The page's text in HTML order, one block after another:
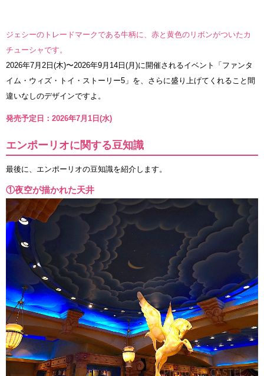
ジェシーのトレードマークである牛柄に、赤と黄色のリボンがついたカ
チューシャです。
2026年7月2日(木)〜2026年9月14日(月)に開催されるイベント「ファンタ
イム・ウィズ・トイ・ストーリー5」を、さらに盛り上げてくれること間
違いなしのデザインですよ。
発売予定日：2026年7月1日(水)
エンポーリオに関する豆知識
最後に、エンポーリオの豆知識を紹介します。
①夜空が描かれた天井